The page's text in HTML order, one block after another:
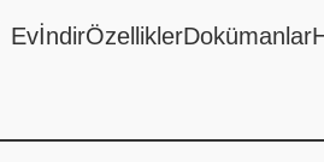
EvİndirÖzelliklerDokümanlar